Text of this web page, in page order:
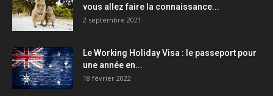
vous allez faire la connaissance...
2 septembre 2021
Le Working Holiday Visa : le passeport pour
une année en...
18 février 2022